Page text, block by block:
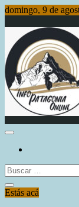
Saltar
contenido
domingo, 9 de
Info Patagonia
Buscar:
Estás acá